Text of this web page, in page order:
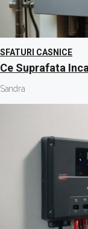
SFATURI CASNICE
Ce Suprafata
Sandra